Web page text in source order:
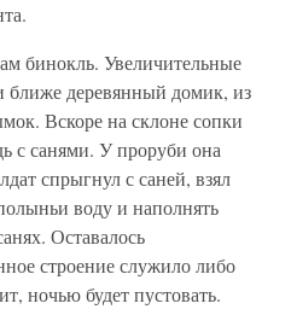
бинокль. Увеличительные
ближе деревянный домик, из
Вскоре на склоне сопки
с санями. У проруби она
спрыгнул с саней, взял
воду и наполнять
Оставалось
строение служило либо
ночью будет пустовать.